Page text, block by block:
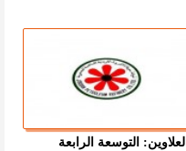
العلاوين: التوسعة الرابعة